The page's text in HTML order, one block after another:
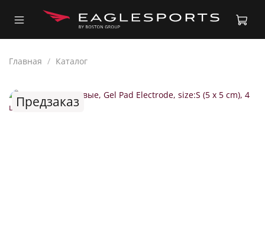
Главная Каталог
Предзаказ